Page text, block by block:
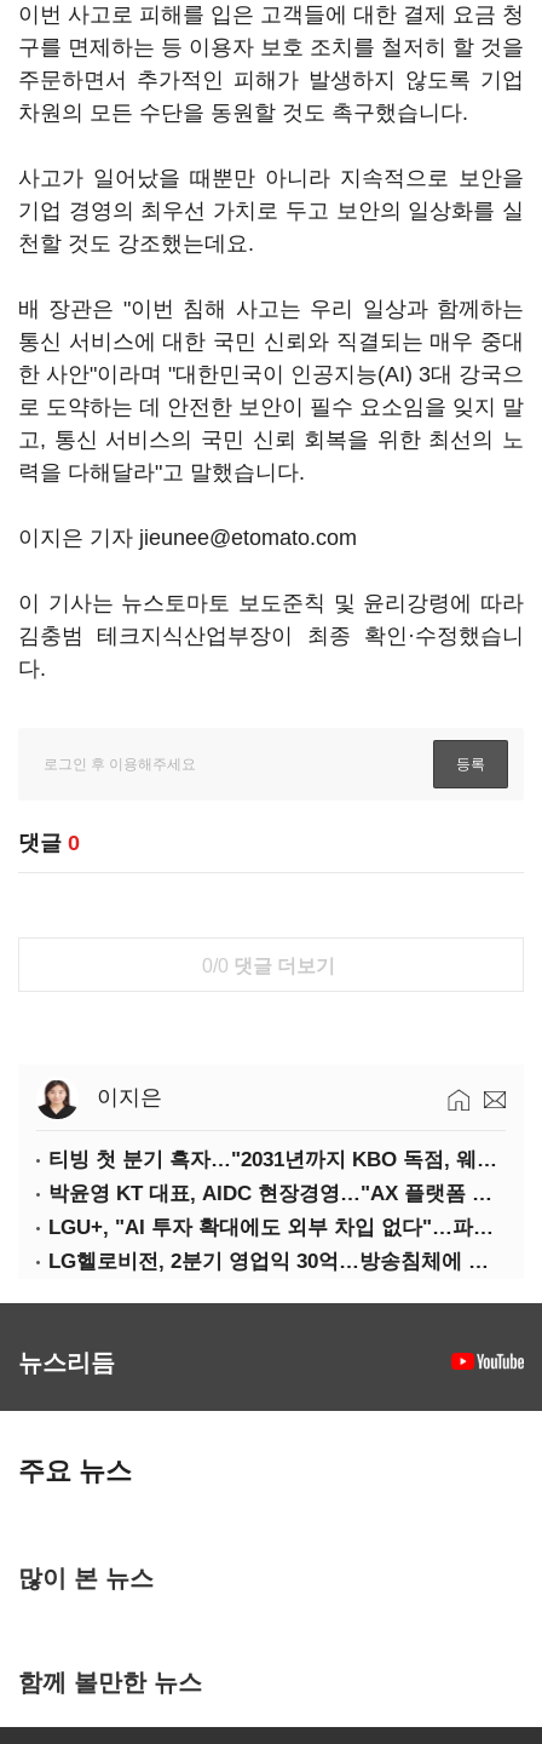
이번 사고로 피해를 입은 고객들에 대한 결제 요금 청
구를 면제하는 등 이용자 보호 조치를 철저히 할 것을
주문하면서 추가적인 피해가 발생하지 않도록 기업
차원의 모든 수단을 동원할 것도 촉구했습니다.
사고가 일어났을 때뿐만 아니라 지속적으로 보안을
기업 경영의 최우선 가치로 두고 보안의 일상화를 실
천할 것도 강조했는데요.
배 장관은 "이번 침해 사고는 우리 일상과 함께하는
통신 서비스에 대한 국민 신뢰와 직결되는 매우 중대
한 사안"이라며 "대한민국이 인공지능(AI) 3대 강국으
로 도약하는 데 안전한 보안이 필수 요소임을 잊지 말
고, 통신 서비스의 국민 신뢰 회복을 위한 최선의 노
력을 다해달라"고 말했습니다.
이지은 기자 jieunee@etomato.com
이 기사는 뉴스토마토 보도준칙 및 윤리강령에 따라
김충범 테크지식산업부장이 최종 확인·수정했습니
다.
댓글 0
0/0 댓글 더보기
이지은
티빙 첫 분기 흑자…"2031년까지 KBO 독점, 웨이브 합병도 속도"
박윤영 KT 대표, AIDC 현장경영…"AX 플랫폼 핵심 인프라로 키운다"
LGU+, "AI 투자 확대에도 외부 차입 없다"…파주 AIDC 수익성 자신
LG헬로비전, 2분기 영업익 30억…방송침체에 교육용 단말 시장도 축소
뉴스리듬
주요 뉴스
많이 본 뉴스
함께 볼만한 뉴스